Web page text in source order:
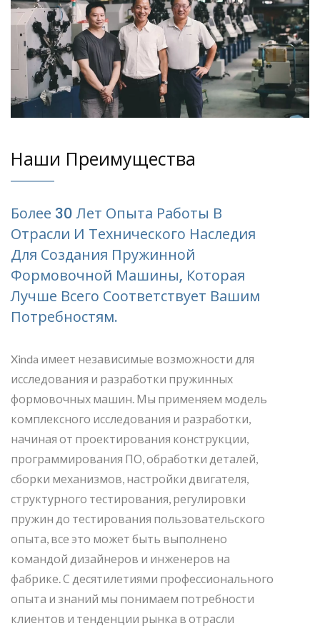
Машинах Без Кулачков Для
Промышленных Покупателей
Наши Преимущества
Более 30 Лет Опыта Работы В
Отрасли И Технического Наследия
Для Создания Пружинной
Формовочной Машины, Которая
Лучше Всего Соответствует Вашим
Потребностям.
Xinda имеет независимые возможности для
исследования и разработки пружинных
формовочных машин. Мы применяем модель
комплексного исследования и разработки,
начиная от проектирования конструкции,
программирования ПО, обработки деталей,
сборки механизмов, настройки двигателя,
структурного тестирования, регулировки
пружин до тестирования пользовательского
опыта, все это может быть выполнено
командой дизайнеров и инженеров на
фабрике. С десятилетиями профессионального
опыта и знаний мы понимаем потребности
клиентов и тенденции рынка в отрасли